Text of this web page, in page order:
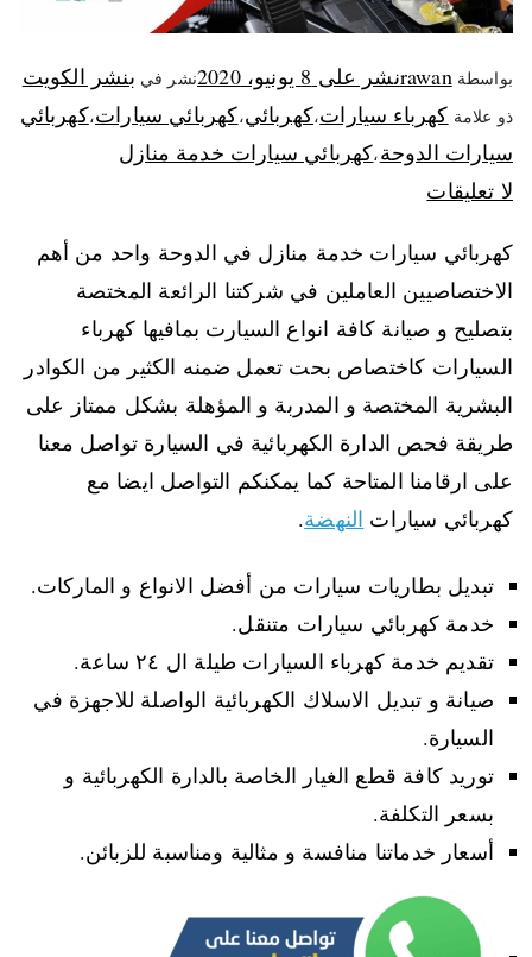
بواسطةrawanنشر على 8 يونيو، 2020 نشر في بنشر الكويت
ذو علامة كهرباء سيارات،كهربائي،كهربائي سيارات،كهربائي
سيارات الدوحة،كهربائي سيارات خدمة منازل
لا تعليقات
كهربائي سيارات خدمة منازل في الدوحة واحد من أهم
الاختصاصيين العاملين في شركتنا الرائعة المختصة
بتصليح و صيانة كافة انواع السيارت بمافيها كهرباء
السيارات كاختصاص بحت تعمل ضمنه الكثير من الكوادر
البشرية المختصة و المدربة و المؤهلة بشكل ممتاز على
طريقة فحص الدارة الكهربائية في السيارة تواصل معنا
على ارقامنا المتاحة كما يمكنكم التواصل ايضا مع
كهربائي سيارات النهضة.
تبديل بطاريات سيارات من أفضل الانواع و الماركات.
خدمة كهربائي سيارات متنقل.
تقديم خدمة كهرباء السيارات طيلة ال ٢٤ ساعة.
صيانة و تبديل الاسلاك الكهربائية الواصلة للاجهزة في
السيارة.
توريد كافة قطع الغيار الخاصة بالدارة الكهربائية و
بسعر التكلفة.
أسعار خدماتنا منافسة و مثالية ومناسبة للزبائن.